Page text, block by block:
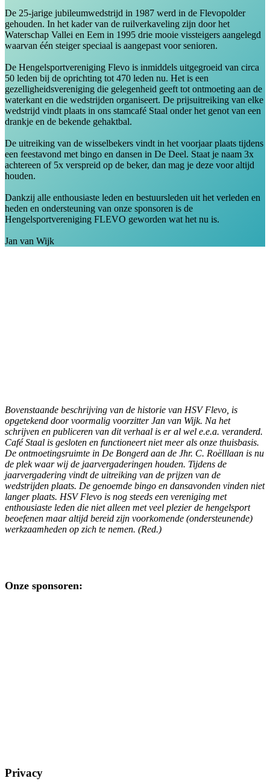
De 25-jarige jubileumwedstrijd in 1987 werd in de Flevopolder
gehouden. In het kader van de ruilverkaveling zijn door het
Waterschap Vallei en Eem in 1995 drie mooie vissteigers aangelegd
waarvan één steiger speciaal is aangepast voor senioren.
De Hengelsportvereniging Flevo is inmiddels uitgegroeid van circa
50 leden bij de oprichting tot 470 leden nu. Het is een
gezelligheidsvereniging die gelegenheid geeft tot ontmoeting aan de
waterkant en die wedstrijden organiseert. De prijsuitreiking van elke
wedstrijd vindt plaats in ons stamcafé Staal onder het genot van een
drankje en de bekende gehaktbal.
De uitreiking van de wisselbekers vindt in het voorjaar plaats tijdens
een feestavond met bingo en dansen in De Deel. Staat je naam 3x
achtereen of 5x verspreid op de beker, dan mag je deze voor altijd
houden.
Dankzij alle enthousiaste leden en bestuursleden uit het verleden en
heden en ondersteuning van onze sponsoren is de
Hengelsportvereniging FLEVO geworden wat het nu is.
Jan van Wijk
Bovenstaande beschrijving van de historie van HSV Flevo, is
opgetekend door voormalig voorzitter Jan van Wijk. Na het
schrijven en publiceren van dit verhaal is er al wel e.e.a. veranderd.
Café Staal is gesloten en functioneert niet meer als onze thuisbasis.
De ontmoetingsruimte in De Bongerd aan de Jhr. C. Roëlllaan is nu
de plek waar wij de jaarvergaderingen houden. Tijdens de
jaarvergadering vindt de uitreiking van de prijzen van de
wedstrijden plaats. De genoemde bingo en dansavonden vinden niet
langer plaats. HSV Flevo is nog steeds een vereniging met
enthousiaste leden die niet alleen met veel plezier de hengelsport
beoefenen maar altijd bereid zijn voorkomende (ondersteunende)
werkzaamheden op zich te nemen. (Red.)
Onze sponsoren:
Privacy